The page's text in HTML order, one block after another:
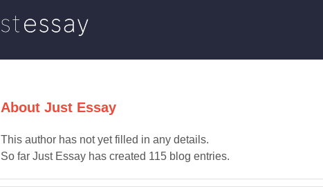
About Just Essay
This author has not yet filled in any details.
So far Just Essay has created 115 blog entries.